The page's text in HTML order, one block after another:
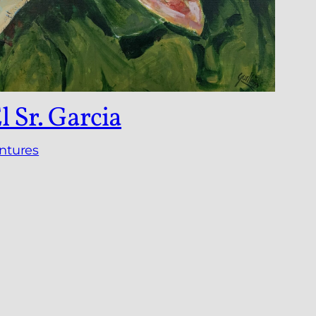
Sr. Garcia